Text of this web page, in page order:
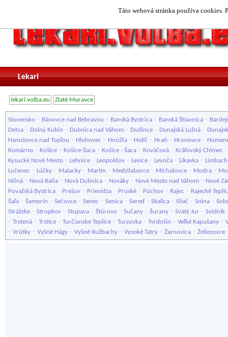
Táto webová stránka používa cookies.
Lekari
lekari.volba.eu Zlaté Moravce
Slovensko - Bánovce nad Bebravou - Banská Bystrica - Banská Štiavnica -
Detva - Dolný Kubín - Dubnica nad Váhom - Dudince - Dunajská Lužná -
Hanušovce nad Topľou - Hlohovec - Hnúšťa - Holíč - Hraň - Hronovce -
Komárno - Košice - Košice-Šaca - Košice - Šaca - Kováčová - Kráľovský Chlmec
Kysucké Nové Mesto - Lehnice - Leopoldov - Levice - Levoča - Likavka - Limbach
Lučenec - Lúčky - Malacky - Martin - Medzilaborce - Michalovce - Modra -
Nižná - Nová Baňa - Nová Dubnica - Nováky - Nové Mesto nad Váhom - Nové
Považská Bystrica - Prešov - Prievidza - Pruské - Púchov - Rajec - Rajecké
Šaľa - Šamorín - Sečovce - Senec - Senica - Sereď- Skalica - Sliač - Snina -
Strážske - Stropkov - Stupava - Štúrovo - Sučany - Šurany - Svätý Jur - Svidník
- Trstená - Trstice - Turčianske Teplice - Turzovka - Tvrdošín - Veľké Kapušany -
- Vrútky - Vyšné Hágy - Vyšné Ružbachy - Vysoké Tatry - Žarnovica - Želiezovce